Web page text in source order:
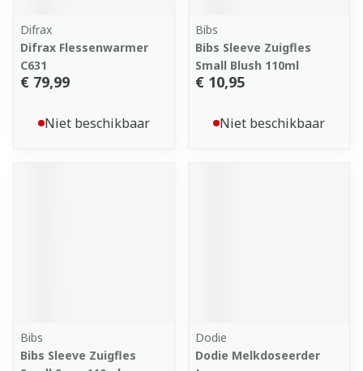
Difrax
Difrax Flessenwarmer
C631
€ 79,99
Niet beschikbaar
Bibs
Bibs Sleeve Zuigfles
Small Blush 110ml
€ 10,95
Niet beschikbaar
Bibs
Bibs Sleeve Zuigfles
Dodie
Dodie Melkdoseerder